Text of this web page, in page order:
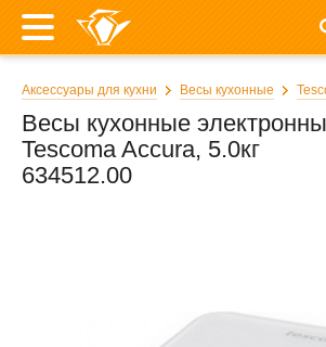
Аксессуары для кухни Весы кухонные
Весы кухонные
Tescoma Accura, 5.0кг
634512.00